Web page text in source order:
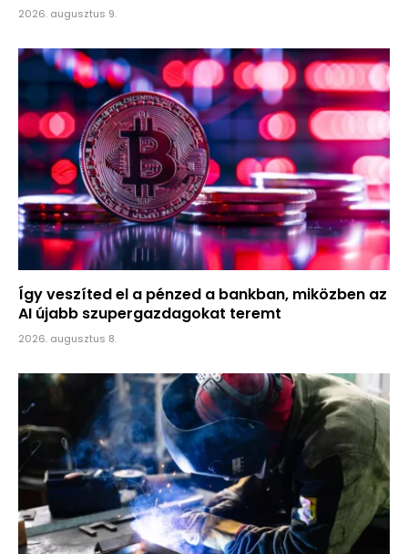
2026. augusztus 9.
Így veszíted el a pénzed a bankban, miközben az
AI újabb szupergazdagokat teremt
2026. augusztus 8.